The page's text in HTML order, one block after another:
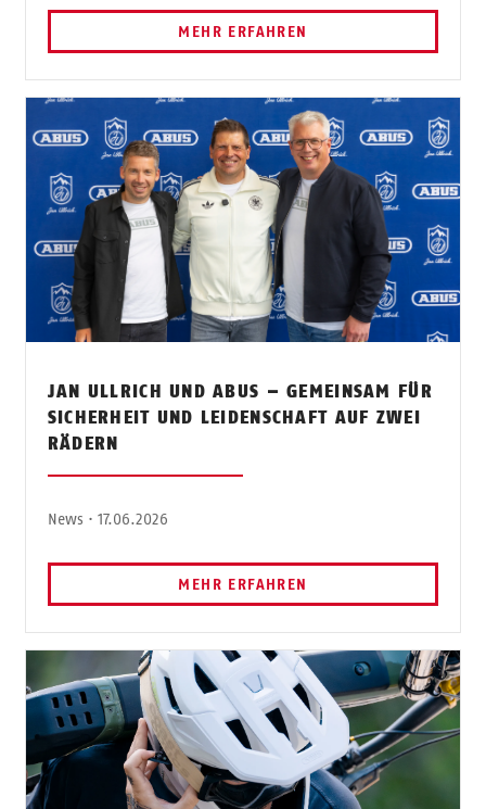
MEHR ERFAHREN
JAN ULLRICH UND ABUS – GEMEINSAM FÜR
SICHERHEIT UND LEIDENSCHAFT AUF ZWEI
RÄDERN
News · 17.06.2026
MEHR ERFAHREN